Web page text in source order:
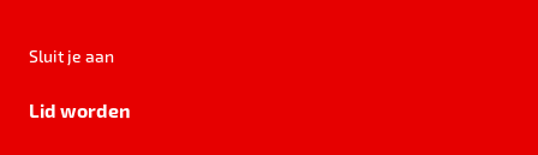
Sluit je aan
Lid worden